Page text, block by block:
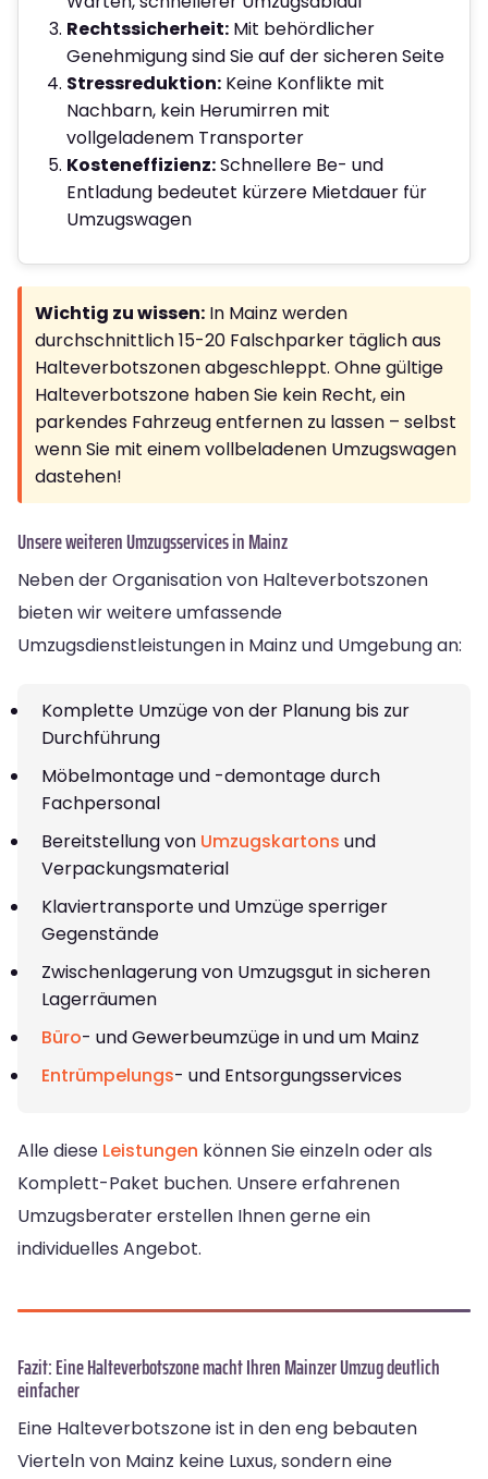
Rechtssicherheit: Mit behördlicher
Genehmigung sind Sie auf der sicheren Seite
Stressreduktion: Keine Konflikte mit
Nachbarn, kein Herumirren mit
vollgeladenem Transporter
Kosteneffizienz:Schnellere Be- und
Entladung bedeutet kürzere Mietdauer für
Umzugswagen
Wichtig zu wissen: In Mainz werden
durchschnittlich 15-20 Falschparker täglich aus
Halteverbotszonen abgeschleppt. Ohne gültige
Halteverbotszone haben Sie kein Recht, ein
parkendes Fahrzeug entfernen zu lassen – selbst
wenn Sie mit einem vollbeladenen Umzugswagen
dastehen!
Unsere weiteren Umzugsservices in Mainz
Neben der Organisation von Halteverbotszonen
bieten wir weitere umfassende
Umzugsdienstleistungen in Mainz und Umgebung an:
Komplette Umzüge von der Planung bis zur
Durchführung
Möbelmontage und -demontage durch
Fachpersonal
Bereitstellung von Umzugskartons und
Verpackungsmaterial
Klaviertransporte und Umzüge sperriger
Gegenstände
Zwischenlagerung von Umzugsgut in sicheren
Lagerräumen
Büro- und Gewerbeumzüge in und um Mainz
Entrümpelungs- und Entsorgungsservices
Alle diese Leistungen können Sie einzeln oder als
Komplett-Paket buchen. Unsere erfahrenen
Umzugsberater erstellen Ihnen gerne ein
individuelles Angebot.
Fazit: Eine Halteverbotszone macht Ihren Mainzer Umzug deutlich
einfacher
Eine Halteverbotszone ist in den eng bebauten
Vierteln von Mainz keine Luxus, sondern eine